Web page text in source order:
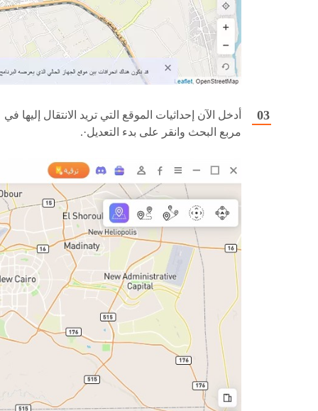
أدخل الآن إحداثيات الموقع التي تريد الانتقال إليها في
مربع البحث وانقر على بدء التعديل·.